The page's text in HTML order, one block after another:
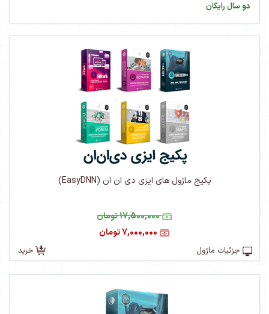
دو سال رایگان
پکیج ماژول های ایزی دی ان ان (EasyDNN)
17,500,000 تومان
جزئیات ماژول خرید